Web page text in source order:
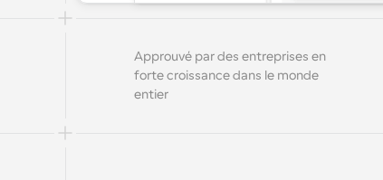
Approuvé par des entreprises en
forte croissance dans le monde
entier